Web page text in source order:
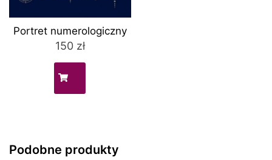
Portret numerologiczny
150 zł
Podobne produkty